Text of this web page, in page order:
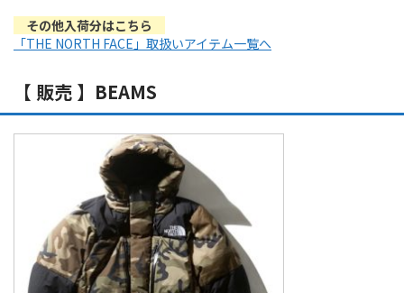
その他入荷分はこちら
「THE NORTH FACE」取扱いアイテム一覧へ
【 販売 】BEAMS